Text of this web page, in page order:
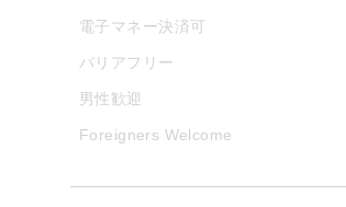
電子マネー決済可
バリアフリー
男性歓迎
Foreigners Welcome